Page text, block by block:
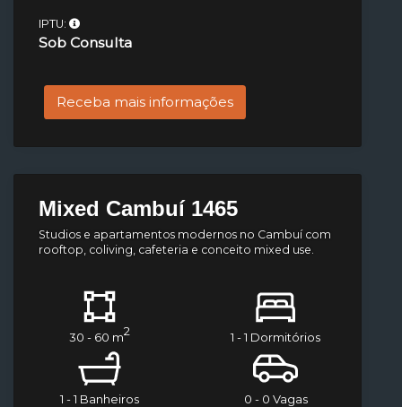
Mixed Cambuí 1465
Studios e apartamentos modernos no Cambuí com
rooftop, coliving, cafeteria e conceito mixed use.
30 - 60 m2 1 - 1 Dormitórios
1 - 1 Banheiros
0 - 0 Vagas
IPTU:
Sob Consulta
Receba mais informações